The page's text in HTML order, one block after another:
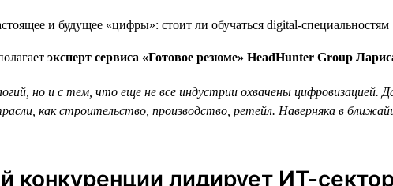
эксперт сервиса «Готовое резюме» HeadHunter Group
но и с тем, что еще не все индустрии охвачены цифровизацией.
как строительство, производство, ретейл. Наверняка в
конкуренции лидирует ИТ-